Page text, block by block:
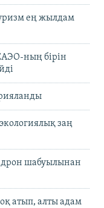
ең жылдам
ның бірін
заң
дрон шабуылынан
атып, алты адам